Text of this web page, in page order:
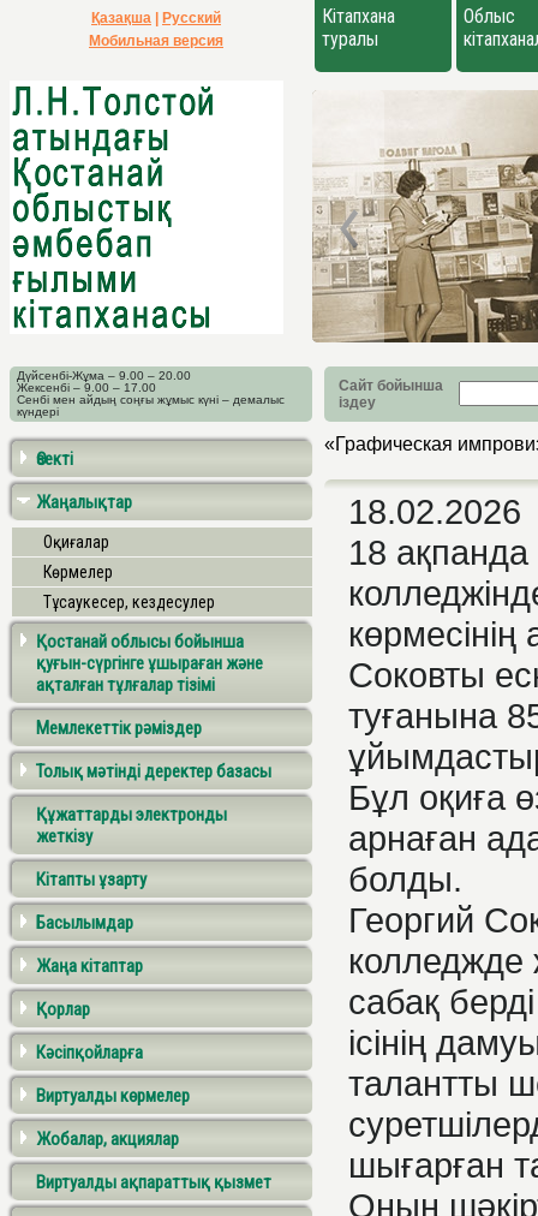
Қазақша
Русский
Мобильная версия
Кітапхана
туралы
Облыс
Дүйсенбі-Жұма – 9.00 – 20.00
Жексенбі – 9.00 – 17.00
Сенбі мен айдың соңғы жұмыс күні – демалыс
күндері
Сайт бойынша
іздеу
Өзекті
Жаңалықтар
Оқиғалар
Көрмелер
Тұсаукесер, кездесулер
Қостанай облысы бойынша
қуғын-сүргінге ұшыраған және
ақталған тұлғалар тізімі
Мемлекеттік рәміздер
Толық мәтінді деректер базасы
Құжаттарды электронды
жеткізу
Кітапты ұзарту
Басылымдар
Жаңа кітаптар
Қорлар
Кәсіпқойларға
Виртуалды көрмелер
Жобалар, акциялар
Виртуалды ақпараттық қызмет
«Графическая
18.02.2026
18
Соковты
туғанына
Бұл оқиға
арнаған
болды.
Георгий
колледжде
сабақ
ісінің
талантты
шығарған
Оның